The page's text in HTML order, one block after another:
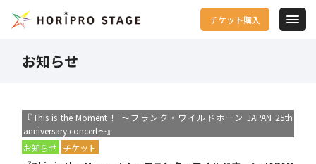
チケット購入
お知らせ
『This is the Moment！ ～フランク・ワイルドホーン JAPAN 25th
anniversary concert～』
お知らせ チケット